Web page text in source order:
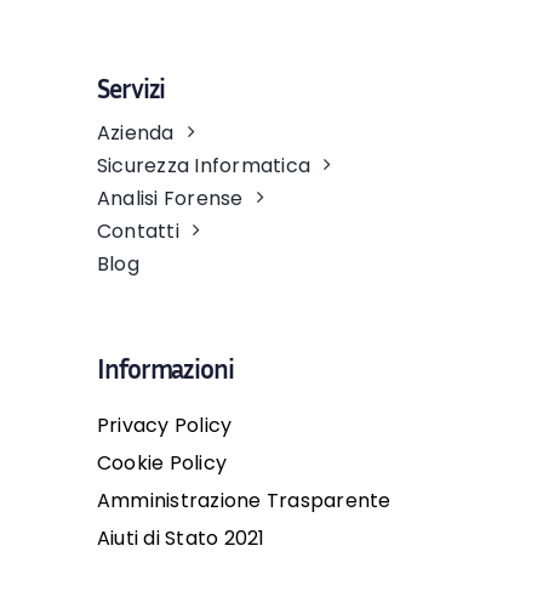
Servizi
Azienda
Sicurezza Informatica
Analisi Forense
Contatti
Blog
Informazioni
Privacy Policy
Cookie Policy
Amministrazione Trasparente
Aiuti di Stato 2021